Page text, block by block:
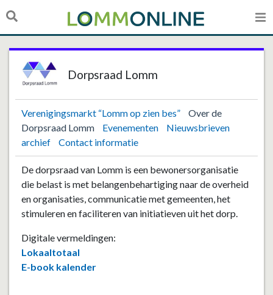
Dorpsraad Lomm
Verenigingsmarkt “Lomm op zien bes”
Over de
Dorpsraad Lomm
Evenementen
Nieuwsbrieven
archief
Contact informatie
De dorpsraad van Lomm is een bewonersorganisatie
die belast is met belangenbehartiging naar de overheid
en organisaties, communicatie met gemeenten, het
stimuleren en faciliteren van initiatieven uit het dorp.
Digitale vermeldingen:
Lokaaltotaal
E-book kalender